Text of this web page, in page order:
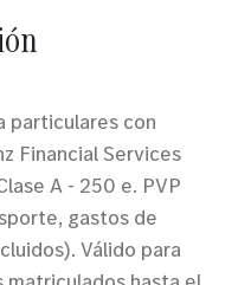
particulares con
Financial Services
A - 250 e. PVP
gastos de
Válido para